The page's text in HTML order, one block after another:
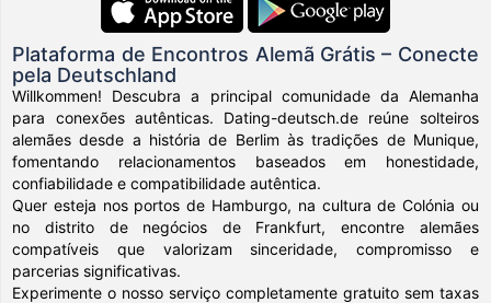
Plataforma de Encontros Alemã Grátis – Conecte
pela Deutschland
Willkommen! Descubra a principal comunidade da Alemanha
para conexões autênticas. Dating-deutsch.de reúne solteiros
alemães desde a história de Berlim às tradições de Munique,
fomentando relacionamentos baseados em honestidade,
confiabilidade e compatibilidade autêntica.
Quer esteja nos portos de Hamburgo, na cultura de Colónia ou
no distrito de negócios de Frankfurt, encontre alemães
compatíveis que valorizam sinceridade, compromisso e
parcerias significativas.
Experimente o nosso serviço completamente gratuito sem taxas